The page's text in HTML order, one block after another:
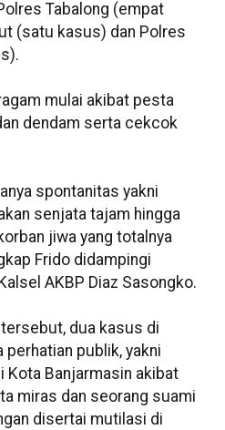
Tabalong (empat
(satu kasus) dan Polres
mulai akibat pesta
dendam serta cekcok
spontanitas yakni
senjata tajam hingga
jiwa yang totalnya
Frido didampingi
AKBP Diaz Sasongko.
dua kasus di
perhatian publik, yakni
Kota Banjarmasin akibat
miras dan seorang suami
disertai mutilasi di